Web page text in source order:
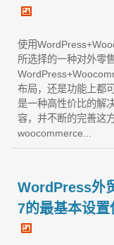
使用
所选择的一种对外零
布局，还是功能上都
是一种高性价比的解
容，并不断的完善这
woocommerce...
WordPress外
7的最基本设置